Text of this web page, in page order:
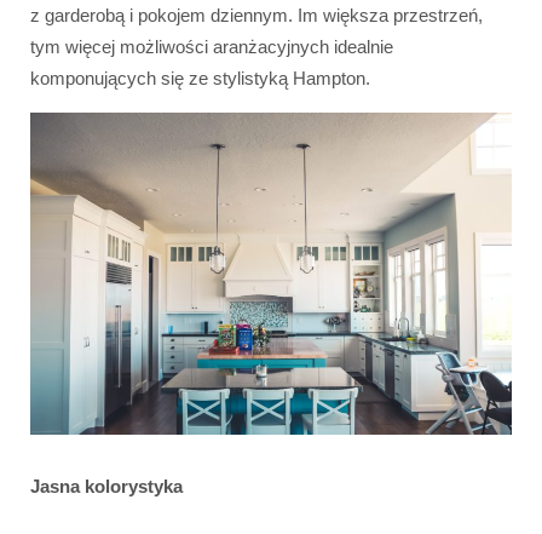
z garderobą i pokojem dziennym. Im większa przestrzeń,
tym więcej możliwości aranżacyjnych idealnie
komponujących się ze stylistyką Hampton.
Jasna kolorystyka